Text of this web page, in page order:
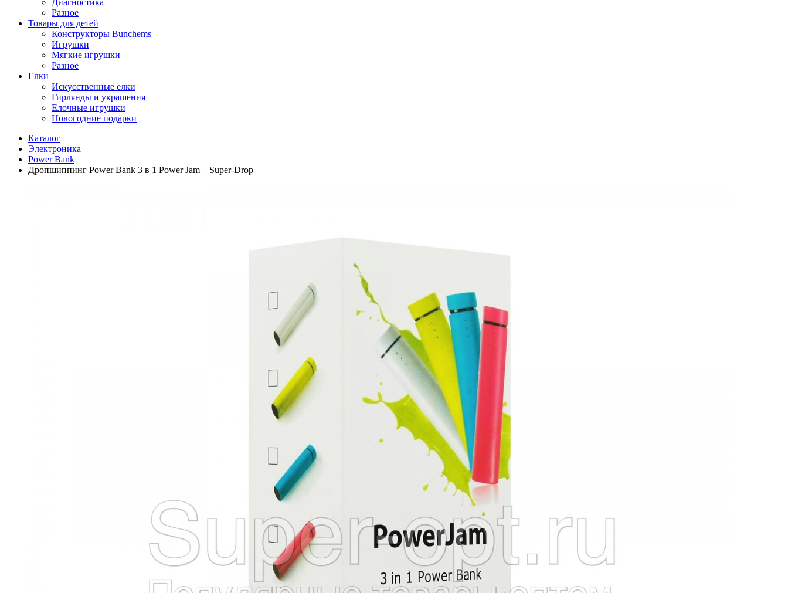
Разное
Товары для детей
Конструкторы Bunchems
Игрушки
Мягкие игрушки
Разное
Елки
Искусственные елки
Гирлянды и украшения
Елочные игрушки
Новогодние подарки
Каталог
Электроника
Power Bank
Дропшиппинг Power Bank 3 в 1 Power Jam – Super-Drop